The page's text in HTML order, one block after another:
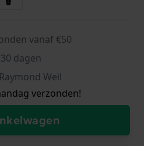
vanaf €50
dagen
Weil
verzonden!